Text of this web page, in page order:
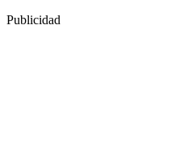
Publicidad